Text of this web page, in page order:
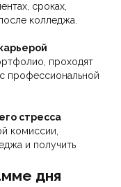
сроках,
колледжа.
проходят
профессиональной
стресса
комиссии,
и получить
дня